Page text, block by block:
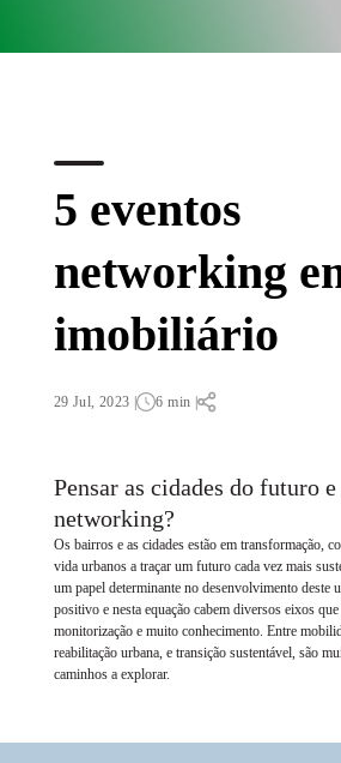
5 eventos
networking
imobiliário
29 Jul, 2023 | 6 min |
Pensar as cidades do futuro
networking?
Os bairros e as cidades estão em transformação,
vida urbanos a traçar um futuro cada vez mais
um papel determinante no desenvolvimento deste
positivo e nesta equação cabem diversos eixos
monitorização e muito conhecimento. Entre
reabilitação urbana, e transição sustentável, são
caminhos a explorar.